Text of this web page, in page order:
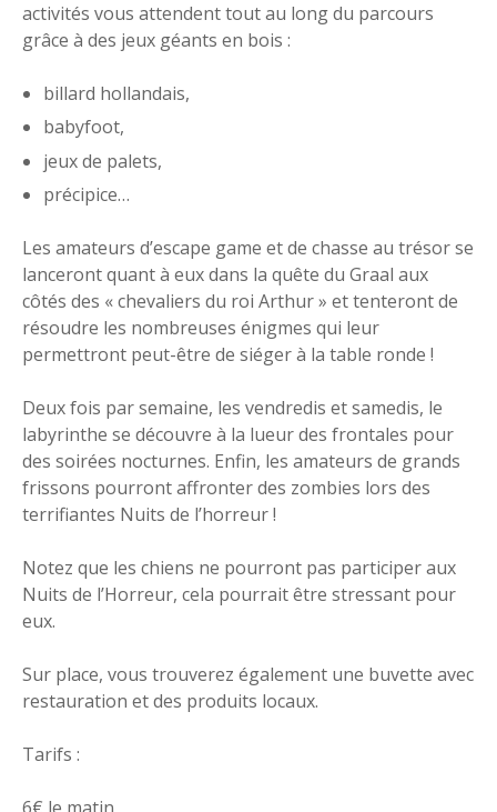
activités vous attendent tout au long du parcours
grâce à des jeux géants en bois :
billard hollandais,
babyfoot,
jeux de palets,
précipice…
Les amateurs d’escape game et de chasse au trésor se
lanceront quant à eux dans la quête du Graal aux
côtés des « chevaliers du roi Arthur » et tenteront de
résoudre les nombreuses énigmes qui leur
permettront peut-être de siéger à la table ronde !
Deux fois par semaine, les vendredis et samedis, le
labyrinthe se découvre à la lueur des frontales pour
des soirées nocturnes. Enfin, les amateurs de grands
frissons pourront affronter des zombies lors des
terrifiantes Nuits de l’horreur !
Notez que les chiens ne pourront pas participer aux
Nuits de l’Horreur, cela pourrait être stressant pour
eux.
Sur place, vous trouverez également une buvette avec
restauration et des produits locaux.
Tarifs :